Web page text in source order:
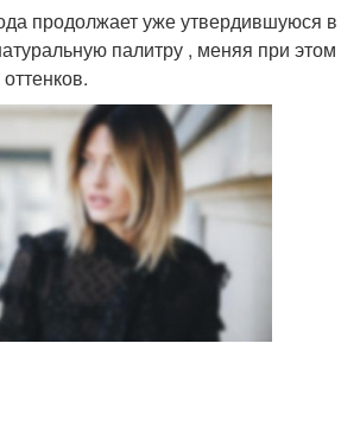
продолжает уже утвердившуюся в
палитру , меняя при этом